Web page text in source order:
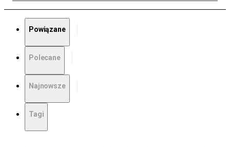
Powiązane
Polecane
Najnowsze
Tagi